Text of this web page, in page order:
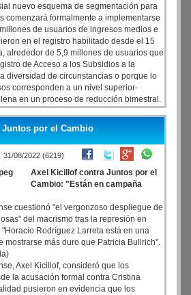
nuevo esquema de segmentación para
comenzará formalmente a implementarse
de usuarios de ingresos medios e
en el registro habilitado desde el 15
alrededor de 5,9 millones de usuarios que
de Acceso a los Subsidios a la
diversidad de circunstancias o porque lo
corresponden a un nivel superior-
en un proceso de reducción bimestral.
por el Cambio
31/08/2022 (6219)
Axel Kicillof contra Juntos por el
Cambio: "Están en campaña
cuestionó "el vergonzoso despliegue de
del macrismo tras la represión en
Rodríguez Larreta está en una
mostrarse más duro que Patricia Bullrich".
Axel Kicillof, consideró que los
la acusación formal contra Cristina
pusieron en evidencia que los